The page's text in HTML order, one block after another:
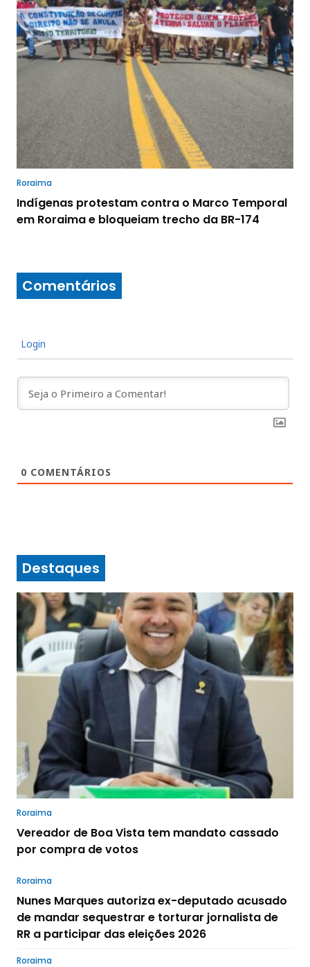
Roraima
Indígenas protestam contra o Marco Temporal
em Roraima e bloqueiam trecho da BR-174
Comentários
Login
0 COMENTÁRIOS
Destaques
Roraima
Vereador de Boa Vista tem mandato cassado
por compra de votos
Roraima
Nunes Marques autoriza ex-deputado acusado
de mandar sequestrar e torturar jornalista de
RR a participar das eleições 2026
Roraima